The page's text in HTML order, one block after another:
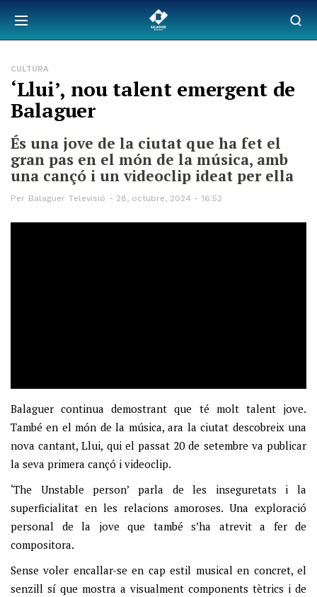
CULTURA
‘Llui’, nou talent emergent de
Balaguer
És una jove de la ciutat que ha fet el
gran pas en el món de la música, amb
una cançó i un videoclip ideat per ella
Per Balaguer Televisió 28, octubre, 2024 - 16:52
Balaguer continua demostrant que té molt talent jove.
També en el món de la música, ara la ciutat descobreix una
nova cantant, Llui, qui el passat 20 de setembre va publicar
la seva primera cançó i videoclip.
‘The Unstable person’ parla de les inseguretats i la
superficialitat en les relacions amoroses. Una exploració
personal de la jove que també s’ha atrevit a fer de
compositora.
Sense voler encallar-se en cap estil musical en concret, el
senzill sí que mostra a visualment components tètrics i de